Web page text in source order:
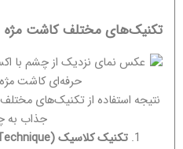
تکنیک‌های مختلف کاشت مژه
نتیجه استفاده از تکنیک‌های
جذاب به
تکنیک کلاسیک(Classic Technique)